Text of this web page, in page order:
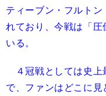
ティーブン・フルト
れており、今戦は「
いる。
４冠戦としては史上
で、ファンはどこに